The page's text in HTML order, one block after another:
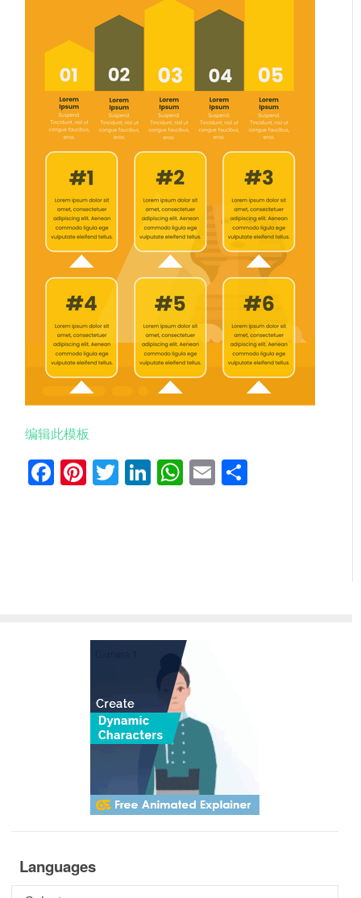
编辑此模板
Facebook
Pinterest
Twitter
LinkedIn
WhatsApp
Email
Languages